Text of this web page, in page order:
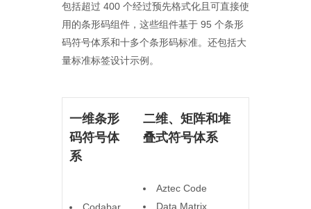
包括超过 400 个经过预先格式化且可直接使
用的条形码组件，这些组件基于 95 个条形
码符号体系和十多个条形码标准。还包括大
量标准标签设计示例。
一维条形
码符号体
系
二维、矩阵和堆
叠式符号体系
Aztec Code
Data Matrix